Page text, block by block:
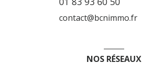
contact@bcnimmo.fr
NOS RÉSEAUX